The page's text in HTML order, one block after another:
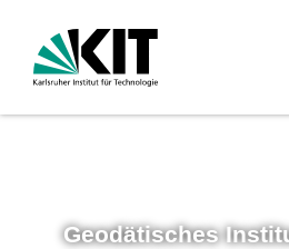
Geodätisches